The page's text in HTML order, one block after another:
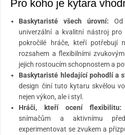
Pro koho je kytara
Baskytaristé všech úrovní: Od
univerzální a kvalitní nástroj
pokročilé hráče, kteří potřebují
rozsahem a flexibilními
jejich rostoucím schopnostem a
Baskytaristé hledající pohodlí a
design činí tuto kytaru skvělou
nejen výkon, ale i styl.
Hráči, kteří ocení flexibilitu:
snímačům a aktivnímu
experimentovat se zvukem a